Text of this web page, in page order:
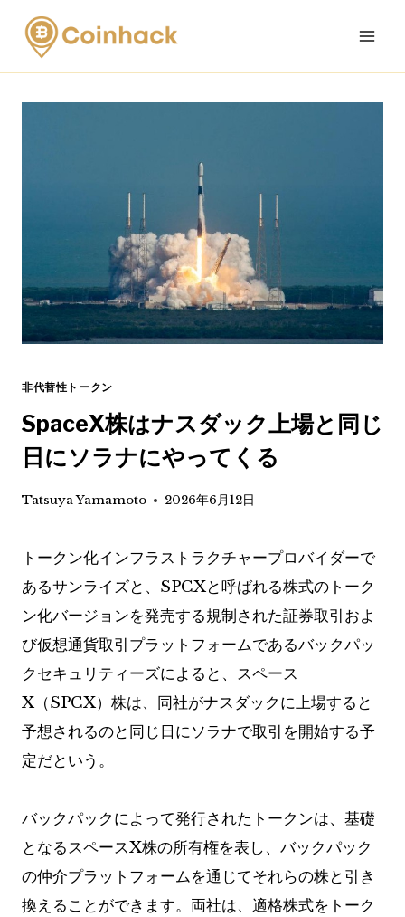
Skip
content
非代替性トークン
SpaceX株はナスダック上場と同じ
日にソラナにやってくる
Tatsuya Yamamoto 2026年6月12日
トークン化インフラストラクチャープロバイダーで
あるサンライズと、SPCXと呼ばれる株式のトーク
ン化バージョンを発売する規制された証券取引およ
び仮想通貨取引プラットフォームであるバックパッ
クセキュリティーズによると、スペース
X（SPCX）株は、同社がナスダックに上場すると
予想されるのと同じ日にソラナで取引を開始する予
定だという。
バックパックによって発行されたトークンは、基礎
となるスペースX株の所有権を表し、バックパック
の仲介プラットフォームを通じてそれらの株と引き
換えることができます。両社は、適格株式をトーク